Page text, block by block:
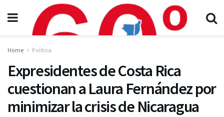
Home Política
Expresidentes de Costa Rica
cuestionan a Laura Fernández por
minimizar la crisis de Nicaragua